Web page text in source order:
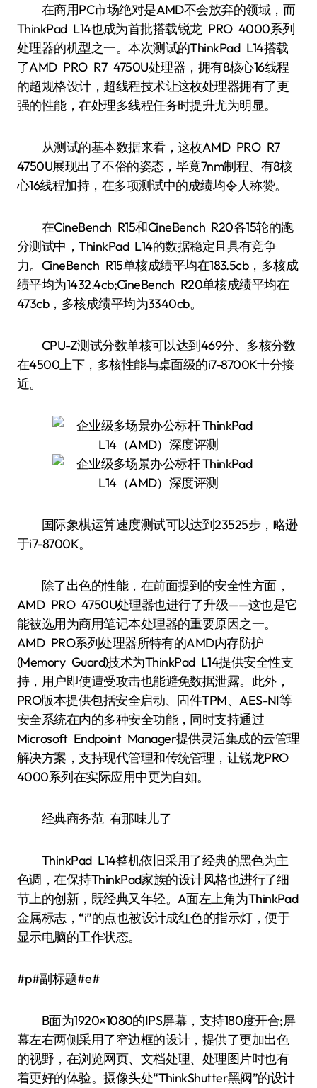
在商用PC市场绝对是AMD不会放弃的领域，而
ThinkPad L14也成为首批搭载锐龙 PRO 4000系列
处理器的机型之一。本次测试的ThinkPad L14搭载
了AMD PRO R7 4750U处理器，拥有8核心16线程
的超规格设计，超线程技术让这枚处理器拥有了更
强的性能，在处理多线程任务时提升尤为明显。
从测试的基本数据来看，这枚AMD PRO R7
4750U展现出了不俗的姿态，毕竟7nm制程、有8核
心16线程加持，在多项测试中的成绩均令人称赞。
在CineBench R15和CineBench R20各15轮的跑
分测试中，ThinkPad L14的数据稳定且具有竞争
力。CineBench R15单核成绩平均在183.5cb，多核成
绩平均为1432.4cb;CineBench R20单核成绩平均在
473cb，多核成绩平均为3340cb。
CPU-Z测试分数单核可以达到469分、多核分数
在4500上下，多核性能与桌面级的i7-8700K十分接
近。
国际象棋运算速度测试可以达到23525步，略逊
于i7-8700K。
除了出色的性能，在前面提到的安全性方面，
AMD PRO 4750U处理器也进行了升级——这也是它
能被选用为商用笔记本处理器的重要原因之一。
AMD PRO系列处理器所特有的AMD内存防护
(Memory Guard)技术为ThinkPad L14提供安全性支
持，用户即使遭受攻击也能避免数据泄露。此外，
PRO版本提供包括安全启动、固件TPM、AES-NI等
安全系统在内的多种安全功能，同时支持通过
Microsoft Endpoint Manager提供灵活集成的云管理
解决方案，支持现代管理和传统管理，让锐龙PRO
4000系列在实际应用中更为自如。
经典商务范 有那味儿了
ThinkPad L14整机依旧采用了经典的黑色为主
色调，在保持ThinkPad家族的设计风格也进行了细
节上的创新，既经典又年轻。A面左上角为ThinkPad
金属标志，“i”的点也被设计成红色的指示灯，便于
显示电脑的工作状态。
#p#副标题#e#
B面为1920×1080的IPS屏幕，支持180度开合;屏
幕左右两侧采用了窄边框的设计，提供了更加出色
的视野，在浏览网页、文档处理、处理图片时也有
着更好的体验。摄像头处“ThinkShutter黑阀”的设计